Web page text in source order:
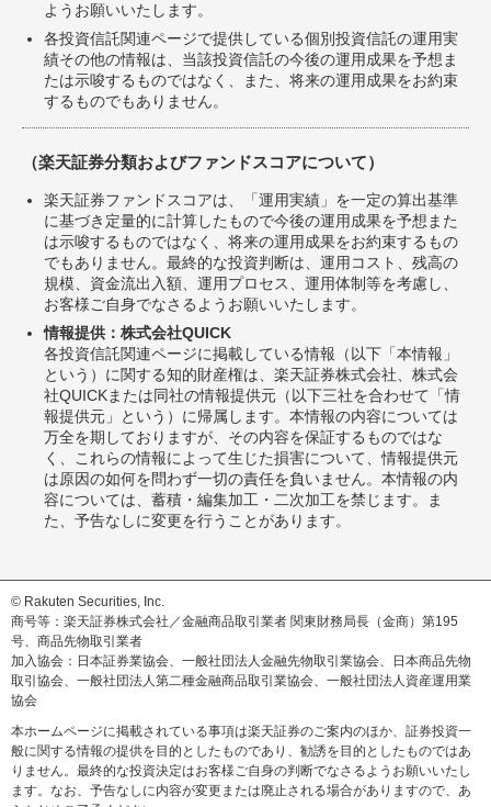
ようお願いいたします。
各投資信託関連ページで提供している個別投資信託の運用実
績その他の情報は、当該投資信託の今後の運用成果を予想ま
たは示唆するものではなく、また、将来の運用成果をお約束
するものでもありません。
（楽天証券分類およびファンドスコアについて）
楽天証券ファンドスコアは、「運用実績」を一定の算出基準
に基づき定量的に計算したもので今後の運用成果を予想また
は示唆するものではなく、将来の運用成果をお約束するもの
でもありません。最終的な投資判断は、運用コスト、残高の
規模、資金流出入額、運用プロセス、運用体制等を考慮し、
お客様ご自身でなさるようお願いいたします。
情報提供：株式会社QUICK
各投資信託関連ページに掲載している情報（以下「本情報」
という）に関する知的財産権は、楽天証券株式会社、株式会
社QUICKまたは同社の情報提供元（以下三社を合わせて「情
報提供元」という）に帰属します。本情報の内容については
万全を期しておりますが、その内容を保証するものではな
く、これらの情報によって生じた損害について、情報提供元
は原因の如何を問わず一切の責任を負いません。本情報の内
容については、蓄積・編集加工・二次加工を禁じます。ま
た、予告なしに変更を行うことがあります。
© Rakuten Securities, Inc.
商号等：楽天証券株式会社／金融商品取引業者 関東財務局長（金商）第195
号、商品先物取引業者
加入協会：日本証券業協会、一般社団法人金融先物取引業協会、日本商品先物
取引協会、一般社団法人第二種金融商品取引業協会、一般社団法人資産運用業
協会
本ホームページに掲載されている事項は楽天証券のご案内のほか、証券投資一
般に関する情報の提供を目的としたものであり、勧誘を目的としたものではあ
りません。最終的な投資決定はお客様ご自身の判断でなさるようお願いいたし
ます。なお、予告なしに内容が変更または廃止される場合がありますので、あ